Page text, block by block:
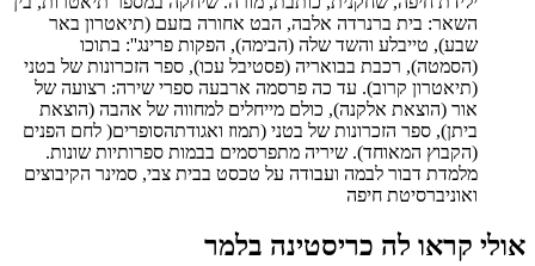
השאר: בית ברנרדה אלבה, הבט אחורה בזעם (תיאטרון באר
שבע), טייבלע והשד שלה (הבימה), הפקות פרינג'': בתוכו
(הסמטה), רכבת בבואריה (פסטיבל עכו), ספר הזכרונות של בטני
(תיאטרון קרוב). עד כה פרסמה ארבעה ספרי שירה: רצועה של
אור (הוצאת אלקנה), כולם מייחלים למחווה של אהבה (הוצאת
ביתן), ספר הזכרונות של בטני (תמוז ואגודתהסופרים( לחם הפנים
(הקבוץ המאוחד). שיריה מתפרסמים בבמות ספרותיות שונות.
מלמדת דבור לבמה ועבודה על טכסט בבית צבי, סמינר הקיבוצים
ואוניברסיטת חיפה
אולי קראו לה כריסטינה בלמר